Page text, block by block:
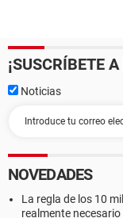
¡SUSCRÍBETE
Noticias
NOVEDADES
La regla de los 10
realmente